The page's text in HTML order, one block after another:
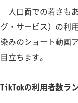
人口面での若さも
グ・サービス）の利
染みのショート動画
目立ちます。
TikTokの利用者数ラ